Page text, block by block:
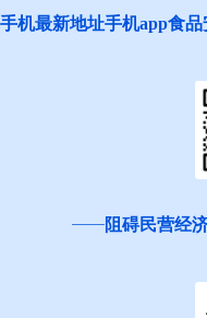
机最新地址手机app食
阻碍民营经